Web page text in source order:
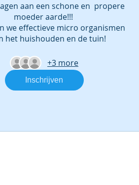
aan een schone en  propere
moeder aarde!!!
we effectieve micro organismen
het huishouden en de tuin!
+3 more
Inschrijven